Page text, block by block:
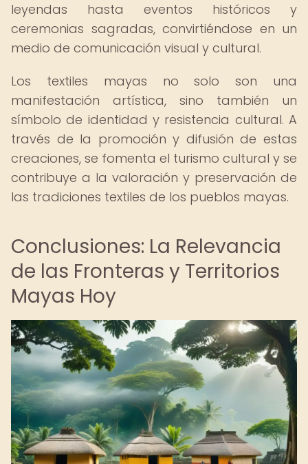
leyendas hasta eventos históricos y
ceremonias sagradas, convirtiéndose en un
medio de comunicación visual y cultural.
Los textiles mayas no solo son una
manifestación artística, sino también un
símbolo de identidad y resistencia cultural. A
través de la promoción y difusión de estas
creaciones, se fomenta el turismo cultural y se
contribuye a la valoración y preservación de
las tradiciones textiles de los pueblos mayas.
Conclusiones: La Relevancia
de las Fronteras y Territorios
Mayas Hoy